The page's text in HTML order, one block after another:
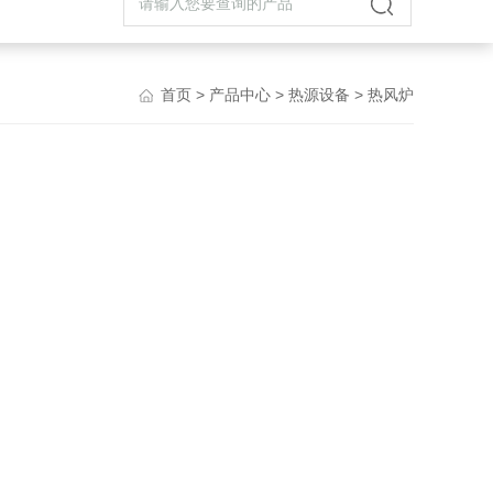
首页 > 产品中心 > 热源设备 > 热风炉